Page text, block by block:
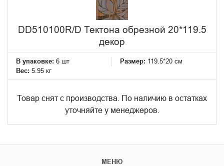
DD510100R/D Тектона обрезной 20*119.5
декор
В упаковке: 6 шт Размер: 119.5*20 см
Вес: 5.95 кг
Товар снят с производства. По наличию в остатках
уточняйте у менеджеров.
МЕНЮ